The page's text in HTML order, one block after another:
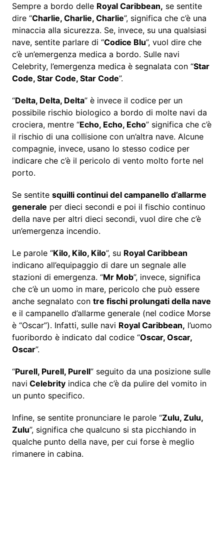
Sempre a bordo delle Royal Caribbean, se sentite
dire “Charlie, Charlie, Charlie”, significa che c’è una
minaccia alla sicurezza. Se, invece, su una qualsiasi
nave, sentite parlare di “Codice Blu”, vuol dire che
c’è un’emergenza medica a bordo. Sulle navi
Celebrity, l’emergenza medica è segnalata con “Star
Code, Star Code, Star Code”.
“Delta, Delta, Delta” è invece il codice per un
possibile rischio biologico a bordo di molte navi da
crociera, mentre “Echo, Echo, Echo” significa che c’è
il rischio di una collisione con un’altra nave. Alcune
compagnie, invece, usano lo stesso codice per
indicare che c’è il pericolo di vento molto forte nel
porto.
Se sentite squilli continui del campanello d’allarme
generale per dieci secondi e poi il fischio continuo
della nave per altri dieci secondi, vuol dire che c’è
un’emergenza incendio.
Le parole “Kilo, Kilo, Kilo”, su Royal Caribbean
indicano all’equipaggio di dare un segnale alle
stazioni di emergenza. “Mr Mob”, invece, significa
che c’è un uomo in mare, pericolo che può essere
anche segnalato con tre fischi prolungati della nave
e il campanello d’allarme generale (nel codice Morse
è “Oscar”). Infatti, sulle navi Royal Caribbean, l’uomo
fuoribordo è indicato dal codice “Oscar, Oscar,
Oscar”.
“Purell, Purell, Purell” seguito da una posizione sulle
navi Celebrityindica che c’è da pulire del vomito in
un punto specifico.
Infine, se sentite pronunciare le parole “Zulu, Zulu,
Zulu”, significa che qualcuno si sta picchiando in
qualche punto della nave, per cui forse è meglio
rimanere in cabina.